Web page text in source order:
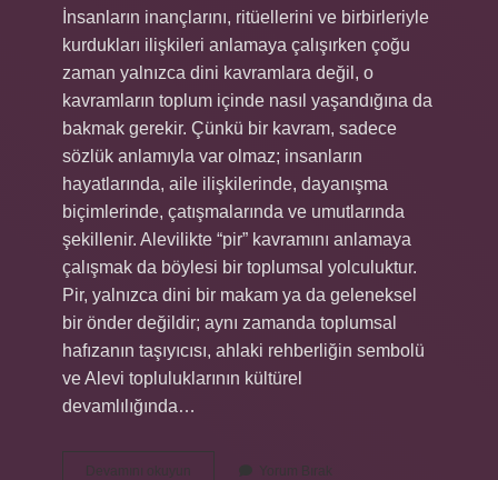
İnsanların inançlarını, ritüellerini ve birbirleriyle
kurdukları ilişkileri anlamaya çalışırken çoğu
zaman yalnızca dini kavramlara değil, o
kavramların toplum içinde nasıl yaşandığına da
bakmak gerekir. Çünkü bir kavram, sadece
sözlük anlamıyla var olmaz; insanların
hayatlarında, aile ilişkilerinde, dayanışma
biçimlerinde, çatışmalarında ve umutlarında
şekillenir. Alevilikte “pir” kavramını anlamaya
çalışmak da böylesi bir toplumsal yolculuktur.
Pir, yalnızca dini bir makam ya da geleneksel
bir önder değildir; aynı zamanda toplumsal
hafızanın taşıyıcısı, ahlaki rehberliğin sembolü
ve Alevi topluluklarının kültürel
devamlılığında…
Devamını okuyun Alevilikte
Yorum Bırak